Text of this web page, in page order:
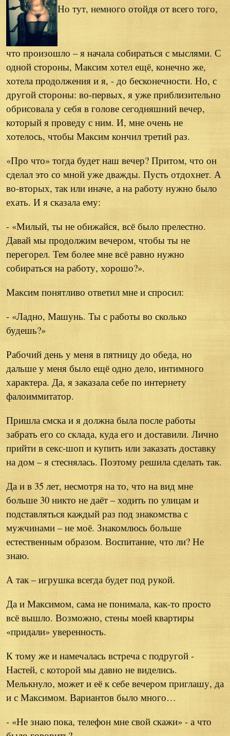
Но тут, немного отойдя от всего того,
что произошло – я начала собираться с мыслями. С
одной стороны, Максим хотел ещё, конечно же,
хотела продолжения и я, - до бесконечности. Но, с
другой стороны: во-первых, я уже приблизительно
обрисовала у себя в голове сегодняшний вечер,
который я проведу с ним. И, мне очень не
хотелось, чтобы Максим кончил третий раз.
«Про что» тогда будет наш вечер? Притом, что он
сделал это со мной уже дважды. Пусть отдохнет. А
во-вторых, так или иначе, а на работу нужно было
ехать. И я сказала ему:
- «Милый, ты не обижайся, всё было прелестно.
Давай мы продолжим вечером, чтобы ты не
перегорел. Тем более мне всё равно нужно
собираться на работу, хорошо?».
Максим понятливо ответил мне и спросил:
- «Ладно, Машунь. Ты с работы во сколько
будешь?»
Рабочий день у меня в пятницу до обеда, но
дальше у меня было ещё одно дело, интимного
характера. Да, я заказала себе по интернету
фалоиммитатор.
Пришла смска и я должна была после работы
забрать его со склада, куда его и доставили. Лично
прийти в секс-шоп и купить или заказать доставку
на дом – я стеснялась. Поэтому решила сделать так.
Да и в 35 лет, несмотря на то, что на вид мне
больше 30 никто не даёт – ходить по улицам и
подставляться каждый раз под знакомства с
мужчинами – не моё. Знакомлюсь больше
естественным образом. Воспитание, что ли? Не
знаю.
А так – игрушка всегда будет под рукой.
Да и Максимом, сама не понимала, как-то просто
всё вышло. Возможно, стены моей квартиры
«придали» уверенность.
К тому же и намечалась встреча с подругой -
Настей, с которой мы давно не виделись.
Мелькнуло, может и её к себе вечером приглашу, да
и с Максимом. Вариантов было много…
- «Не знаю пока, телефон мне свой скажи» - а что